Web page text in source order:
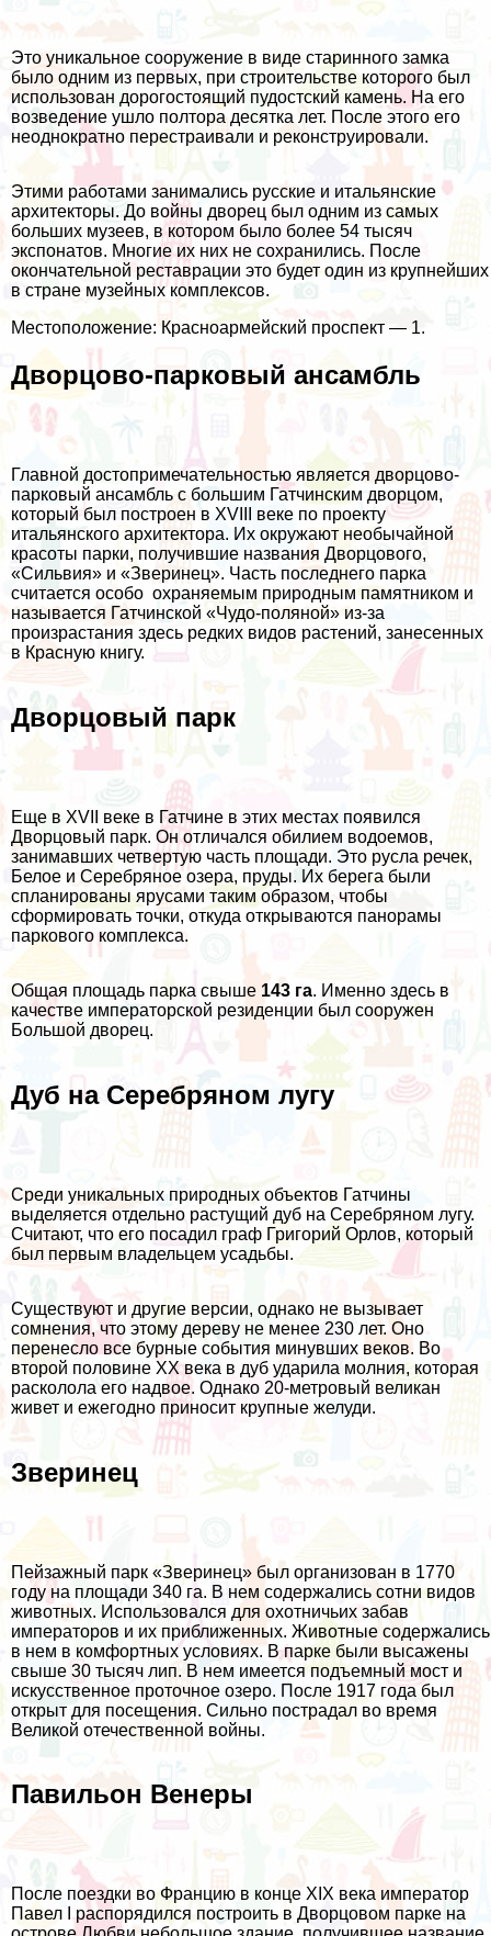
Это уникальное сооружение в виде старинного замка
было одним из первых, при строительстве которого был
использован дорогостоящий пудостский камень. На его
возведение ушло полтора десятка лет. После этого его
неоднократно перестраивали и реконструировали.
Этими работами занимались русские и итальянские
архитекторы. До войны дворец был одним из самых
больших музеев, в котором было более 54 тысяч
экспонатов. Многие их них не сохранились. После
окончательной реставрации это будет один из крупнейших
в стране музейных комплексов.
Местоположение: Красноармейский проспект — 1.
Дворцово-парковый ансамбль
Главной достопримечательностью является дворцово-
парковый ансамбль с большим Гатчинским дворцом,
который был построен в XVIII веке по проекту
итальянского архитектора. Их окружают необычайной
красоты парки, получившие названия Дворцового,
«Сильвия» и «Зверинец». Часть последнего парка
считается особо охраняемым природным памятником и
называется Гатчинской «Чудо-поляной» из-за
произрастания здесь редких видов растений, занесенных
в Красную книгу.
Дворцовый парк
Еще в XVII веке в Гатчине в этих местах появился
Дворцовый парк. Он отличался обилием водоемов,
занимавших четвертую часть площади. Это русла речек,
Белое и Серебряное озера, пруды. Их берега были
спланированы ярусами таким образом, чтобы
сформировать точки, откуда открываются панорамы
паркового комплекса.
Общая площадь парка свыше 143 га. Именно здесь в
качестве императорской резиденции был сооружен
Большой дворец.
Дуб на Серебряном лугу
Среди уникальных природных объектов Гатчины
выделяется отдельно растущий дуб на Серебряном лугу.
Считают, что его посадил граф Григорий Орлов, который
был первым владельцем усадьбы.
Существуют и другие версии, однако не вызывает
сомнения, что этому дереву не менее 230 лет. Оно
перенесло все бурные события минувших веков. Во
второй половине XX века в дуб ударила молния, которая
расколола его надвое. Однако 20-метровый великан
живет и ежегодно приносит крупные желуди.
Зверинец
Пейзажный парк «Зверинец» был организован в 1770
году на площади 340 га. В нем содержались сотни видов
животных. Использовался для охотничьих забав
императоров и их приближенных. Животные содержались
в нем в комфортных условиях. В парке были высажены
свыше 30 тысяч лип. В нем имеется подъемный мост и
искусственное проточное озеро. После 1917 года был
открыт для посещения. Сильно пострадал во время
Великой отечественной войны.
Павильон Венеры
После поездки во Францию в конце XIX века император
Павел I распорядился построить в Дворцовом парке на